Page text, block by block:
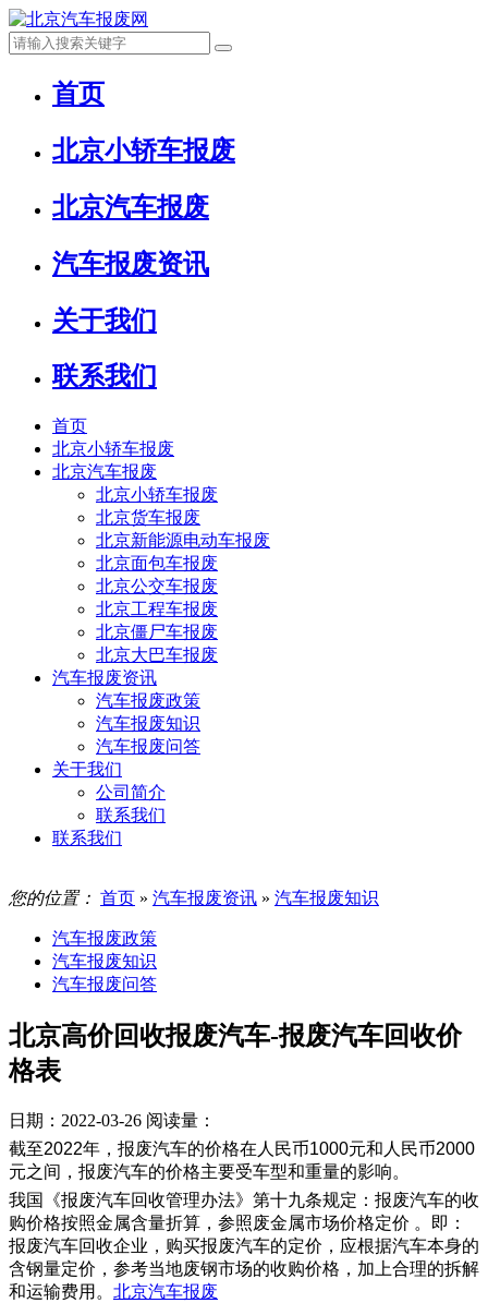
首页
北京小轿车报废
北京汽车报废
汽车报废资讯
关于我们
联系我们
首页
北京小轿车报废
北京汽车报废
北京小轿车报废
北京货车报废
北京新能源电动车报废
北京面包车报废
北京公交车报废
北京工程车报废
北京僵尸车报废
北京大巴车报废
汽车报废资讯
汽车报废政策
汽车报废知识
汽车报废问答
关于我们
公司简介
联系我们
联系我们
您的位置： 首页 » 汽车报废资讯 » 汽车报废知识
汽车报废政策
汽车报废知识
汽车报废问答
北京高价回收报废汽车-报废汽车回收价
格表
日期：2022-03-26 阅读量：
截至2022年，报废汽车的价格在人民币1000元和人民币2000
元之间，报废汽车的价格主要受车型和重量的影响。
我国《报废汽车回收管理办法》第十九条规定：报废汽车的收
购价格按照金属含量折算，参照废金属市场价格定价 。即：
报废汽车回收企业，购买报废汽车的定价，应根据汽车本身的
含钢量定价，参考当地废钢市场的收购价格，加上合理的拆解
和运输费用。 北京汽车报废